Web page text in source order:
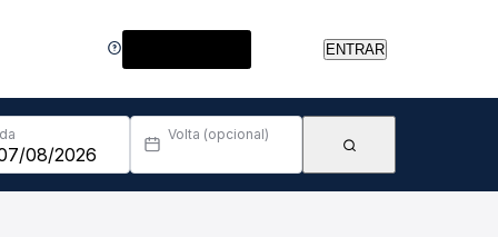
ENTRAR
Volta (opcional)